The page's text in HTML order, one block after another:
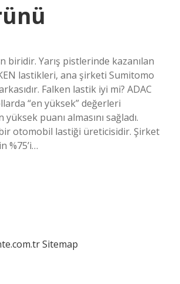
biridir. Yarış pistlerinde kazanılan
lastikleri, ana şirketi Sumitomo
Falken lastik iyi mi? ADAC
“en yüksek” değerleri
puanı almasını sağladı.
otomobil lastiği üreticisidir. Şirket
%75’i…
Sitemap